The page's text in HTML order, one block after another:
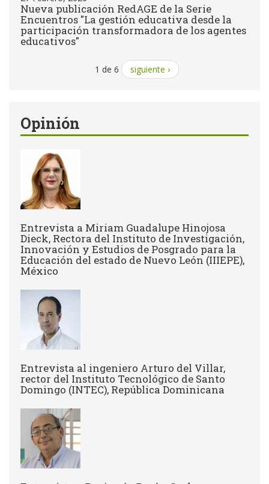
Nueva publicación RedAGE de la Serie
Encuentros "La gestión educativa desde la
participación transformadora de los agentes
educativos"
1 de 6 siguiente ›
Opinión
Entrevista a Miriam Guadalupe Hinojosa
Dieck, Rectora del Instituto de Investigación,
Innovación y Estudios de Posgrado para la
Educación del estado de Nuevo León (IIIEPE),
México
Entrevista al ingeniero Arturo del Villar,
rector del Instituto Tecnológico de Santo
Domingo (INTEC), República Dominicana